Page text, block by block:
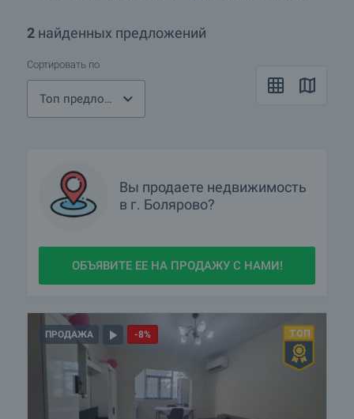
2 найденных предложений
Сортировать по
Топ предложения
Вы продаете недвижимость
в г. Болярово?
ОБЪЯВИТЕ ЕЕ НА ПРОДАЖУ С НАМИ!
ПРОДАЖА -8%